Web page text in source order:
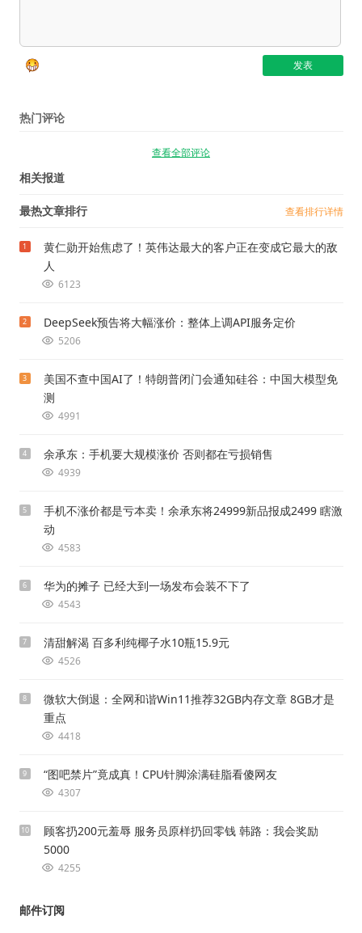
热门评论
查看全部评论
相关报道
最热文章排行 查看排行详情
1
黄仁勋开始焦虑了！英伟达最大的客户正在变成它最大的敌
人
6123
2 DeepSeek预告将大幅涨价：整体上调API服务定价
5206
3
美国不查中国AI了！特朗普闭门会通知硅谷：中国大模型免
测
4991
4 余承东：手机要大规模涨价 否则都在亏损销售
4939
5
手机不涨价都是亏本卖！余承东将24999新品报成2499 瞎激
动
4583
6 华为的摊子 已经大到一场发布会装不下了
4543
7 清甜解渴 百多利纯椰子水10瓶15.9元
4526
8
微软大倒退：全网和谐Win11推荐32GB内存文章 8GB才是
重点
4418
9 “图吧禁片”竟成真！CPU针脚涂满硅脂看傻网友
4307
10
顾客扔200元羞辱 服务员原样扔回零钱 韩路：我会奖励
5000
4255
邮件订阅